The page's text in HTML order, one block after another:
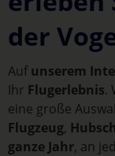
der
Aufunserem
Ihr Flugerlebnis.
eine große
Flugzeug,
ganze Jahr, an